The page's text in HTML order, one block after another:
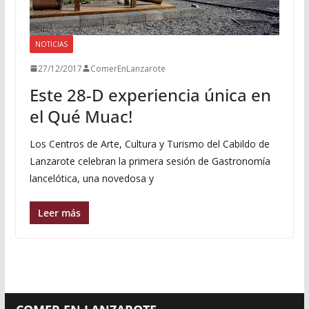
NOTICIAS
27/12/2017 ComerEnLanzarote
Este 28-D experiencia única en
el Qué Muac!
Los Centros de Arte, Cultura y Turismo del Cabildo de
Lanzarote celebran la primera sesión de Gastronomía
lancelótica, una novedosa y
Leer más